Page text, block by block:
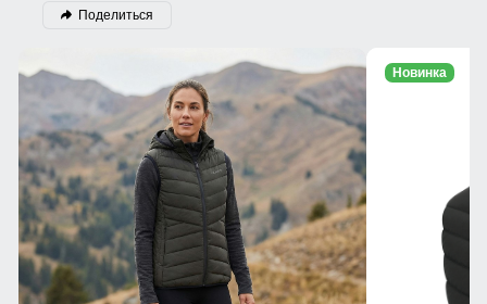
Поделиться
Новинка